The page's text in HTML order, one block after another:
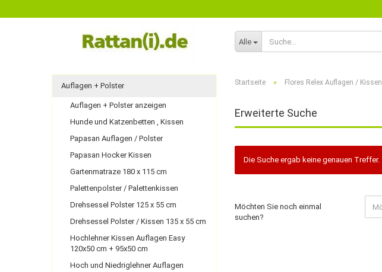
Alle
Startseite » Flores Relex Auflagen / Kissen
Erweiterte Suche
Die Suche ergab keine genauen Treffer.
Möchten Sie noch einmal
suchen?
Auflagen + Polster
Auflagen + Polster anzeigen
Hunde und Katzenbetten , Kissen
Papasan Auflagen / Polster
Papasan Hocker Kissen
Gartenmatraze 180 x 115 cm
Palettenpolster / Palettenkissen
Drehsessel Polster 125 x 55 cm
Drehsessel Polster / Kissen 135 x 55 cm
Hochlehner Kissen Auflagen Easy
120x50 cm + 95x50 cm
Hoch und Niedriglehner Auflagen